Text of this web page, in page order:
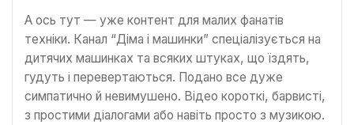
А ось тут — уже контент для малих фанатів
техніки. Канал “Діма і машинки” спеціалізується на
дитячих машинках та всяких штуках, що їздять,
гудуть і перевертаються. Подано все дуже
симпатично й невимушено. Відео короткі, барвисті,
з простими діалогами або навіть просто з музикою.